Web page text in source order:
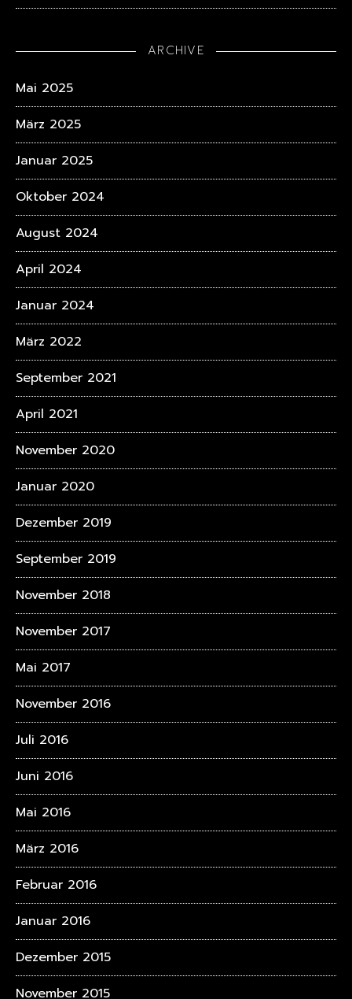
ARCHIVE
Mai 2025
März 2025
Januar 2025
Oktober 2024
August 2024
April 2024
Januar 2024
März 2022
September 2021
April 2021
November 2020
Januar 2020
Dezember 2019
September 2019
November 2018
November 2017
Mai 2017
November 2016
Juli 2016
Juni 2016
Mai 2016
März 2016
Februar 2016
Januar 2016
Dezember 2015
November 2015